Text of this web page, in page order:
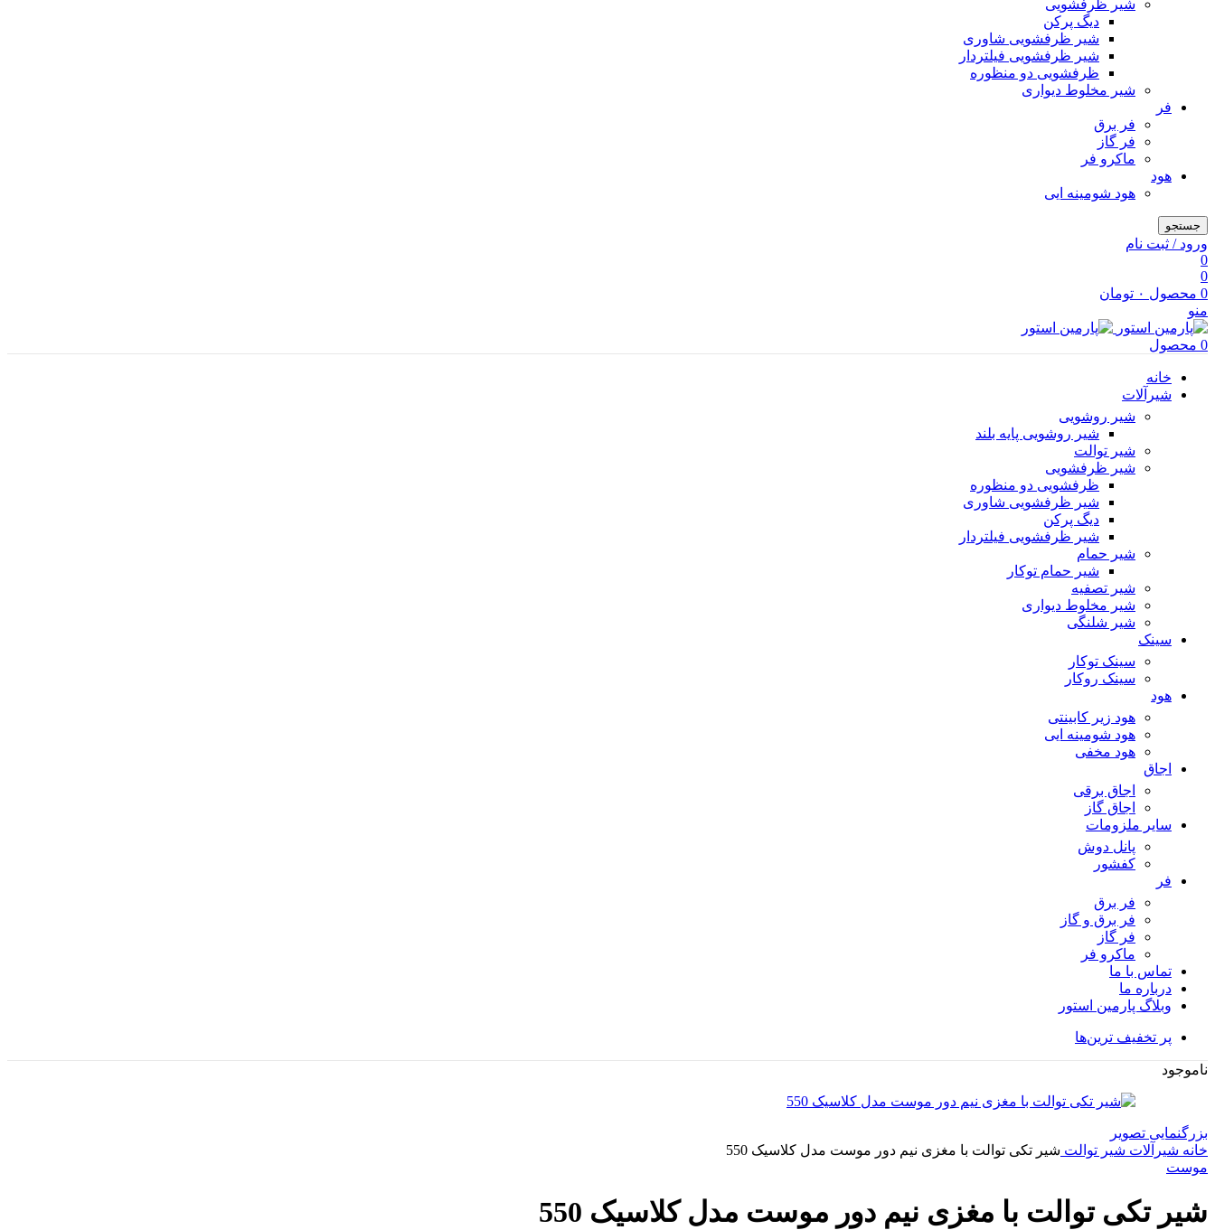
شیر ظرفشویی
دیگ پرکن
شیر ظرفشویی شاوری
شیر ظرفشویی فیلتردار
ظرفشویی دو منظوره
شیر مخلوط دیواری
فر
فر برق
فر گاز
ماكرو فر
هود
هود شومینه ایی
جستجو
ورود / ثبت نام
0
0
0 محصول ۰ تومان
منو
0 محصول
خانه
شیرآلات
شیر روشویی
شیر روشویی پایه بلند
شیر توالت
شیر ظرفشویی
ظرفشویی دو منظوره
شیر ظرفشویی شاوری
دیگ پرکن
شیر ظرفشویی فیلتردار
شیر حمام
شیر حمام توکار
شیر تصفیه
شیر مخلوط دیواری
شیر شلنگی
سینک
سینک توکار
سینک روکار
هود
هود زیر كابینتی
هود شومینه ایی
هود مخفى
اجاق
اجاق برقى
اجاق گاز
سایر ملزومات
پانل دوش
کفشور
فر
فر برق
فر برق و گاز
فر گاز
ماكرو فر
تماس با ما
درباره ما
وبلاگ پارمین استور
پر تخفیف ترین‌ها
ناموجود
بزرگنمایی تصویر
خانه شیرآلات شیر توالت شیر تکی توالت با مغزی نیم دور موست مدل کلاسیک 550
موست
شیر تکی توالت با مغزی نیم دور موست مدل کلاسیک 550